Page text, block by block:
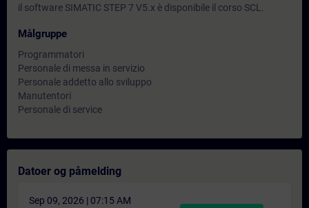
il software SIMATIC STEP 7 V5.x è disponibile il corso SCL.
Målgruppe
Programmatori
Personale di messa in servizio
Personale addetto allo sviluppo
Manutentori
Personale di service
Datoer og påmelding
Sep 09, 2026 | 07:15 AM